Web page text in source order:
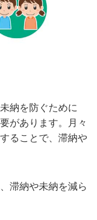
納を防ぐために
があります。月々
ることで、滞納や
滞納や未納を減ら